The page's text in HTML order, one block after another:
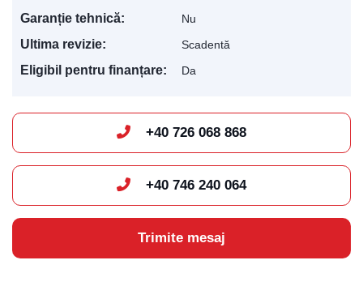
Garanție tehnică: Nu
Ultima revizie: Scadentă
Eligibil pentru finanțare: Da
+40 726 068 868
+40 746 240 064
Trimite mesaj